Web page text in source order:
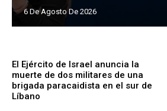
6 De Agosto De 2026
El Ejército de Israel anuncia la
muerte de dos militares de una
brigada paracaidista en el sur de
Líbano